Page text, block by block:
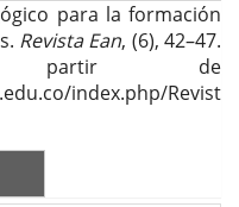
para la formación
Revista Ean, (6), 42–47.
partir de
index.php/Revist